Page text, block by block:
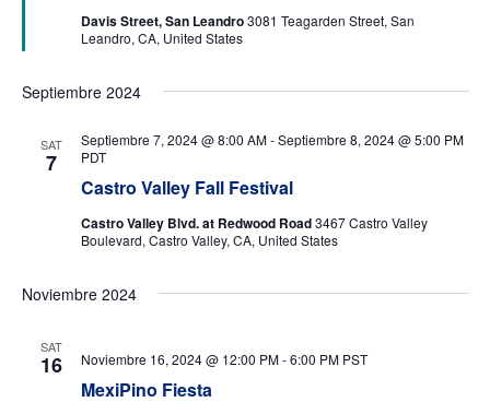
Davis Street, San Leandro3081 Teagarden Street, San
Leandro, CA, United States
Septiembre 2024
SAT
7
Castro Valley Fall Festival
Septiembre 7, 2024 @ 8:00 AM-Septiembre 8, 2024 @ 5:00 PM
PDT
Castro Valley Blvd. at Redwood Road3467 Castro Valley
Boulevard, Castro Valley, CA, United States
Noviembre 2024
SAT
16
MexiPino Fiesta
Noviembre 16, 2024 @ 12:00 PM-6:00 PM PST